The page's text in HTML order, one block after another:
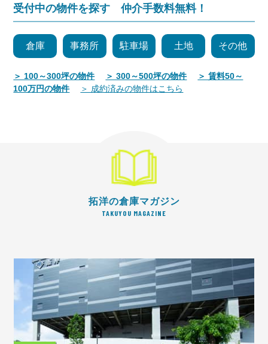
受付中の物件を探す 仲介手数料無料！
倉庫 事務所 駐車場 土地 その他
＞ 100～300坪の物件 ＞ 300～500坪の物件
＞ 賃料50～
100万円の物件
＞ 成約済みの物件はこちら
拓洋の倉庫マガジン
TAKUYOU MAGAZINE